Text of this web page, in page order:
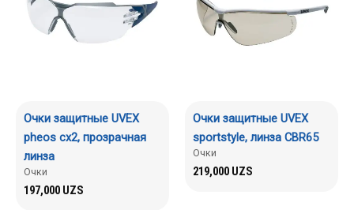
Очки защитные UVEX
pheos сх2, прозрачная
линза
Очки
197,000 UZS
Очки защитные UVEX
sportstyle, линза CBR65
Очки
219,000 UZS